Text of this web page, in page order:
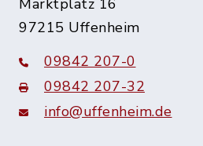
Marktplatz 16
97215 Uffenheim
09842 207-0
09842 207-32
info@uffenheim.de